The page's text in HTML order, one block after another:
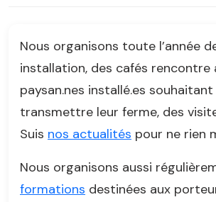
Nous organisons toute l’année
installation, des cafés rencontre
paysan.nes installé.es souhaitant
transmettre leur ferme, des
Suis nos actualités pour ne rien
Nous organisons aussi
formations destinées aux